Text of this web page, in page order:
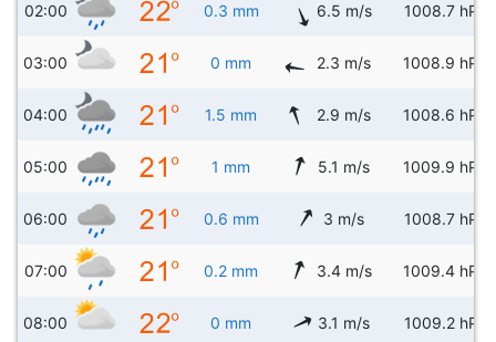
02:00 0.3 mm 6.5 m/s 1008.7 hPa
03:00 0 mm 2.3 m/s 1008.9 hPa
04:00 1.5 mm 2.9 m/s 1008.6 hPa
05:00 1 mm 5.1 m/s 1009.9 hPa
06:00 0.6 mm 3 m/s 1008.7 hPa
07:00 0.2 mm 3.4 m/s 1009.4 hPa
08:00 0 mm 3.1 m/s 1009.2 hPa